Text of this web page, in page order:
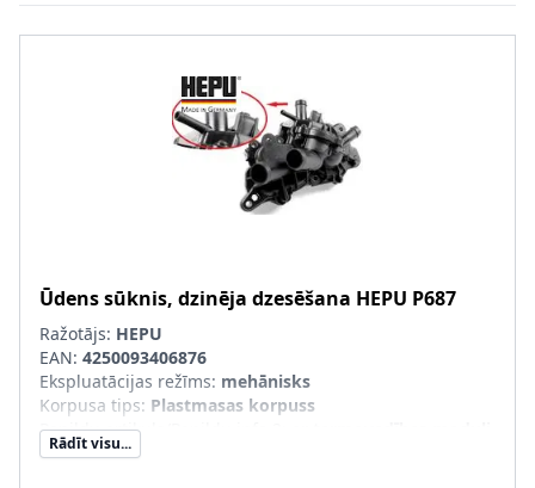
Ūdens sūknis, dzinēja dzesēšana HEPU P687
Ražotājs: HEPU
EAN: 4250093406876
Ekspluatācijas režīms: mehānisks
Korpusa tips: Plastmasas korpuss
Papildu artikuls/Papildu info 2
ar urbumu devējam
Rādīt visu...